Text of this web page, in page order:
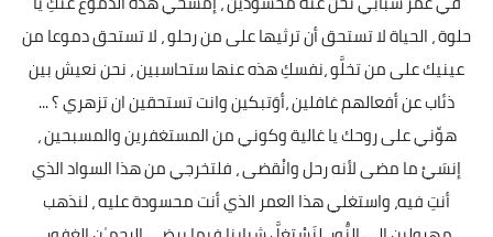
حلوة ، الحياة لا تستحق أن ترثيها على من رحلو ، لا تستحق دموعا من
عينيك على من تخلَّو ،نفسكِ هذه عنها ستحاسبين ، نحن نعيش بين
ذئاب عن أفعالهم غافلين ،أوَتبكين وانت تستحقين ان تزهري ؟ ...
هوِّني على روحك يا غالية وكوني من المستغفرين والمسبحين ،
إنسَيْ ما مضى لأنه رحل وانْقضى ، فلتخرجي من هذا السواد الذي
أنتِ فيه، واستغلي هذا العمر الذي أنت محسودة عليه ، لنذهب